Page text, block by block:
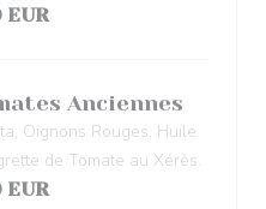
EUR
Anciennes
Oignons Rouges, Huile
de Tomate au Xérès.
EUR